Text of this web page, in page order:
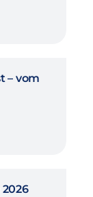
– vom